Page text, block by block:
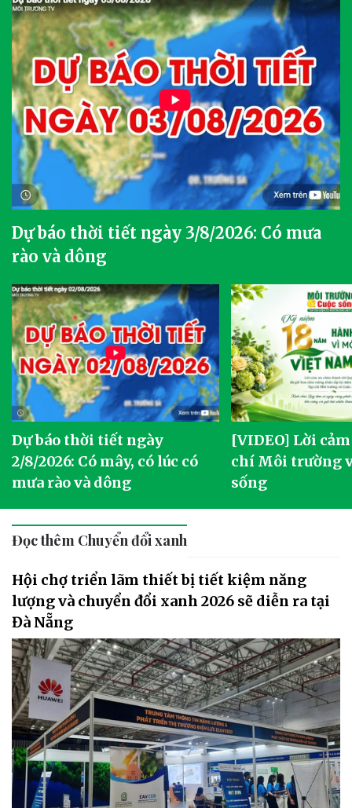
Dự báo thời tiết ngày 3/8/2026: Có mưa
rào và dông
Dự báo thời tiết ngày
2/8/2026: Có mây, có lúc có
mưa rào và dông
[VIDEO] Lời
chí Môi trường
sống
Đọc thêm Chuyển đổi xanh
Hội chợ triển lãm thiết bị tiết kiệm năng
lượng và chuyển đổi xanh 2026 sẽ diễn ra tại
Đà Nẵng